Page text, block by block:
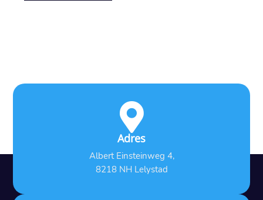

Adres
Albert Einsteinweg 4,
8218 NH Lelystad